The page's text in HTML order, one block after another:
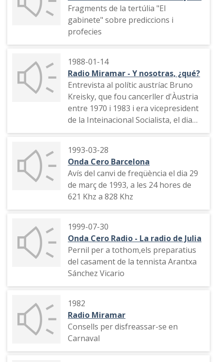
Fragments de la tertúlia "El
gabinete" sobre prediccions i
profecies
1988-01-14
Radio Miramar - Y nosotras, ¿qué?
Entrevista al polític austríac Bruno
Kreisky, que fou cancerller d'Àustria
entre 1970 i 1983 i era vicepresident
de la Inteinacional Socialista, el dia
després que fes una conferència a
del conflicte entre Palestina i Israel,
la política exterior dels Estats Units
1993-03-28
Onda Cero Barcelona
Avís del canvi de freqüència el dia 29
de març de 1993, a les 24 hores de
621 Khz a 828 Khz
1999-07-30
Onda Cero Radio - La radio de Julia
Pernil per a tothom,els preparatius
del casament de la tennista Arantxa
Sánchez Vicario
1982
Radio Miramar
Consells per disfreassar-se en
Carnaval